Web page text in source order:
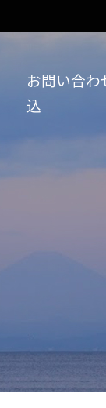
お問い合わ
込